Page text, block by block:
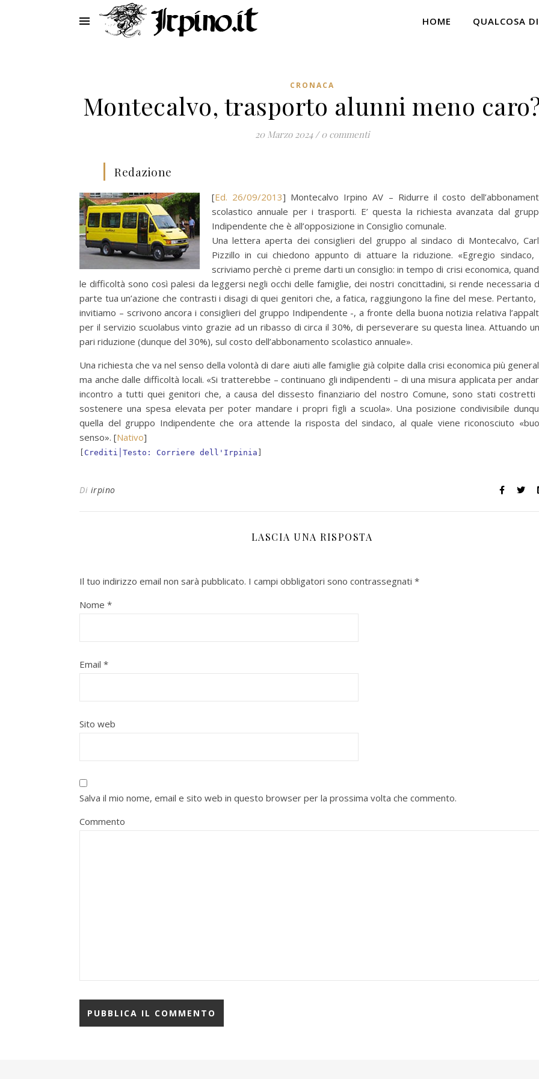
HOME QUALCOSA
CRONACA
Montecalvo, trasporto alunni meno
20 Marzo 2024 / 0 commenti
Redazione
[Ed. 26/09/2013] Montecalvo Irpino AV – Ridurre il costo
scolastico annuale per i trasporti. E’ questa la richiesta avanzata dal
Indipendente che è all’opposizione in Consiglio comunale.
Una lettera aperta dei consiglieri del gruppo al sindaco di Montecalvo,
Pizzillo in cui chiedono appunto di attuare la riduzione. «Egregio sindaco,
scriviamo perchè ci preme darti un consiglio: in tempo di crisi economica,
le difficoltà sono così palesi da leggersi negli occhi delle famiglie, dei nostri concittadini, si rende necessaria
parte tua un’azione che contrasti i disagi di quei genitori che, a fatica, raggiungono la fine del mese. Pertanto,
invitiamo – scrivono ancora i consiglieri del gruppo Indipendente -, a fronte della buona notizia relativa
per il servizio scuolabus vinto grazie ad un ribasso di circa il 30%, di perseverare su questa linea. Attuando
pari riduzione (dunque del 30%), sul costo dell’abbonamento scolastico annuale».
Una richiesta che va nel senso della volontà di dare aiuti alle famiglie già colpite dalla crisi economica più
ma anche dalle difficoltà locali. «Si tratterebbe – continuano gli indipendenti – di una misura applicata per
incontro a tutti quei genitori che, a causa del dissesto finanziario del nostro Comune, sono stati costretti
sostenere una spesa elevata per poter mandare i propri figli a scuola». Una posizione condivisibile
quella del gruppo Indipendente che ora attende la risposta del sindaco, al quale viene riconosciuto
senso». [Nativo]
Crediti│Testo: Corriere dell'Irpinia
Di irpino
LASCIA UNA RISPOSTA
Il tuo indirizzo email non sarà pubblicato. I campi obbligatori sono contrassegnati *
Nome *
Email *
Sito web
Salva il mio nome, email e sito web in questo browser per la prossima volta che commento.
Commento